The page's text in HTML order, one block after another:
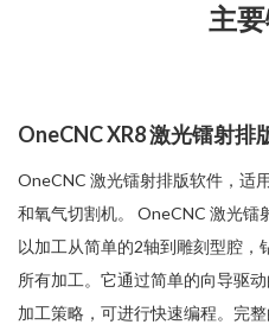
主
OneCNC XR8 激光镭射排
OneCNC 激光镭射排版软件，适
和氧气切割机。 OneCNC 激光镭
以加工从简单的2轴到雕刻型腔，
所有加工。它通过简单的向导驱
加工策略，可进行快速编程。完